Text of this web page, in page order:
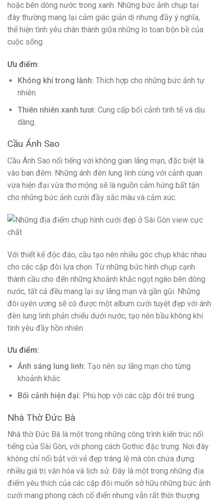
hoặc bên dòng nước trong xanh. Những bức ảnh chụp tại
đây thường mang lại cảm giác giản dị nhưng đầy ý nghĩa,
thể hiện tình yêu chân thành giữa những lo toan bộn bề của
cuộc sống.
Ưu điểm:
Không khí trong lành: Thích hợp cho những bức ảnh tự
nhiên.
Thiên nhiên xanh tươi: Cung cấp bối cảnh tinh tế và dịu
dàng.
Cầu Ánh Sao
Cầu Ánh Sao nổi tiếng với không gian lãng mạn, đặc biệt là
vào ban đêm. Những ánh đèn lung linh cùng với cảnh quan
vừa hiện đại vừa thơ mộng sẽ là nguồn cảm hứng bất tận
cho những bức ảnh cưới đầy sắc màu và cảm xúc.
Với thiết kế độc đáo, cầu tạo nên nhiều góc chụp khác nhau
cho các cặp đôi lựa chọn. Từ những bức hình chụp cạnh
thành cầu cho đến những khoảnh khắc ngọt ngào bên dòng
nước, tất cả đều mang lại sự lãng mạn và gần gũi. Những
đôi uyên ương sẽ có được một album cưới tuyệt đẹp với ánh
đèn lung linh phản chiếu dưới nước, tạo nên bầu không khí
tình yêu đầy hồn nhiên.
Ưu điểm:
Ánh sáng lung linh: Tạo nên sự lãng mạn cho từng
khoảnh khắc.
Bối cảnh hiện đại: Phù hợp với các cặp đôi trẻ trung.
Nhà Thờ Đức Bà
Nhà thờ Đức Bà là một trong những công trình kiến trúc nổi
tiếng của Sài Gòn, với phong cách Gothic đặc trưng. Nơi đây
không chỉ nổi bật với vẻ đẹp tráng lệ mà còn chứa đựng
nhiều giá trị văn hóa và lịch sử. Đây là một trong những địa
điểm yêu thích của các cặp đôi muốn sở hữu những bức ảnh
cưới mang phong cách cổ điển nhưng vẫn rất thời thượng.